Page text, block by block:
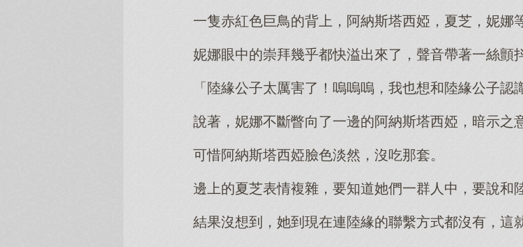
一隻赤紅色巨鳥的背上，阿納斯塔西婭，夏芝，妮娜
妮娜眼中的崇拜幾乎都快溢出來了，聲音帶著一絲顫
「陸緣公子太厲害了！嗚嗚嗚，我也想和陸緣公子認
說著，妮娜不斷瞥向了一邊的阿納斯塔西婭，暗示之
可惜阿納斯塔西婭臉色淡然，沒吃那套。
邊上的夏芝表情複雜，要知道她們一群人中，要說和
結果沒想到，她到現在連陸緣的聯繫方式都沒有，這